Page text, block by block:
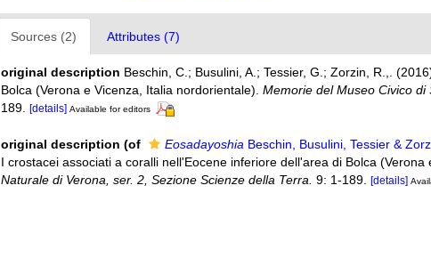
Sources (2) Attributes (7)
original description Beschin, C.; Busulini, A.; Tessier, G.; Zorzin, R.,.
Bolca (Verona e Vicenza, Italia nordorientale).Memorie del Museo Civico di
189.
[details] Available for editors
original description (of Eosadayoshia Beschin, Busulini, Tessier &
I crostacei associati a coralli nell'Eocene inferiore dell'area di Bolca
Naturale di Verona, ser. 2, Sezione Scienze della Terra. 9: 1-189. [details]